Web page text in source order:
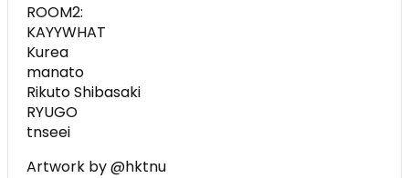
ROOM2:
KAYYWHAT
Kurea
manato
Rikuto Shibasaki
RYUGO
tnseei
Artwork by @hktnu